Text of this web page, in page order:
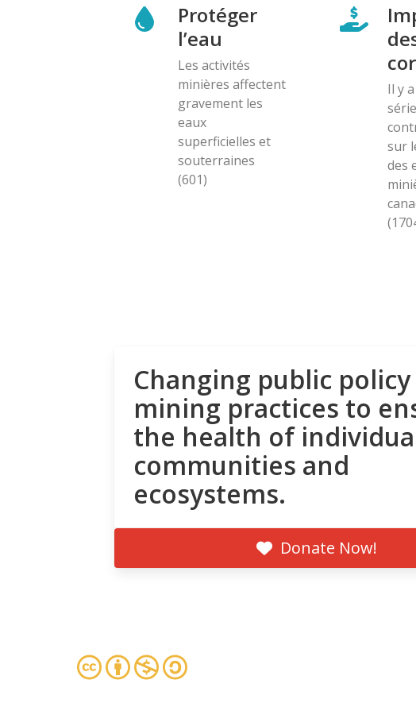
Protéger
l’eau
Les activités
minières affectent
gravement les
eaux
superficielles et
souterraines
(601)
Il y
sur
des
Changing public
mining practices to
the health of
communities and
ecosystems.
Donate Now!